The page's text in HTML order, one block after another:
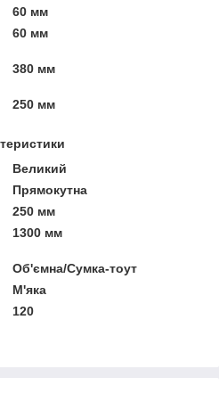
60 мм
60 мм
380 мм
250 мм
Великий
Прямокутна
250 мм
1300 мм
Об'ємна/Сумка-тоут
М'яка
120